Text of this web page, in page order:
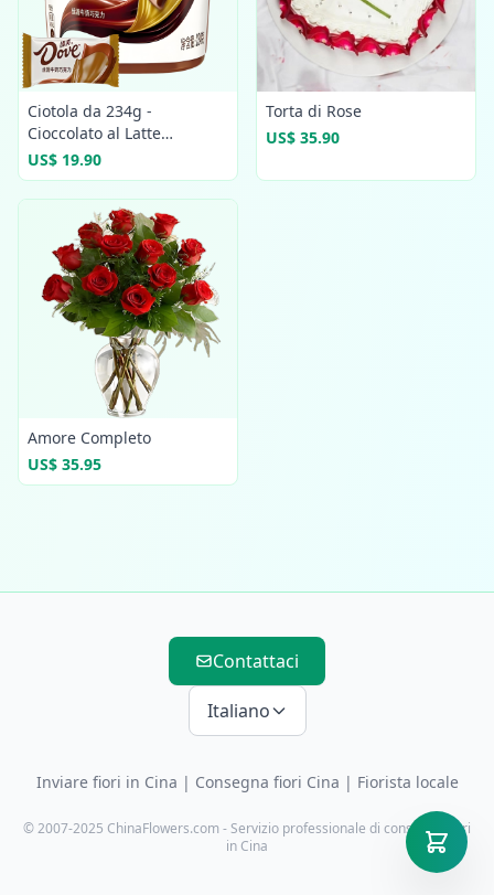
Ciotola da 234g -
Cioccolato al Latte
Confezionato
US$ 19.90
Torta di Rose
US$ 35.90
Amore Completo
US$ 35.95
Contattaci
Italiano
Inviare fiori in Cina | Consegna fiori Cina | Fiorista locale
© 2007-2025 ChinaFlowers.com - Servizio professionale di consegna fiori
in Cina